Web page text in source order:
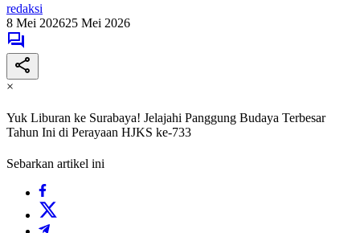
redaksi
8 Mei 202625 Mei 2026
×
Yuk Liburan ke Surabaya! Jelajahi Panggung Budaya Terbesar
Tahun Ini di Perayaan HJKS ke-733
Sebarkan artikel ini